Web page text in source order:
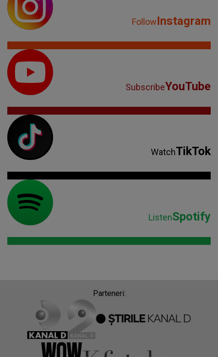
FollowInstagram
SubscribeYouTube
WatchTikTok
ListenSpotify
Parteneri: